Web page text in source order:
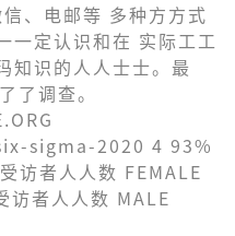
、电邮等 多种⽅方式
一定认识和在 实际⼯工
知识的⼈人⼠士。最
了调查。
sigma-2020 4 93%
访者⼈人数 FEMALE
访者⼈人数 MALE